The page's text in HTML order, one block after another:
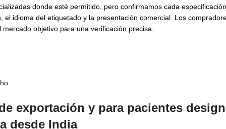
donde esté permitido, pero confirmamos cada
idioma del etiquetado y la presentación comercial. Los
objetivo para una verificación precisa.
exportación y para pacientes
desde India